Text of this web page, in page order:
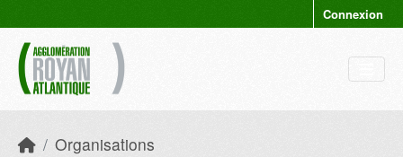
Connexion
Organisations